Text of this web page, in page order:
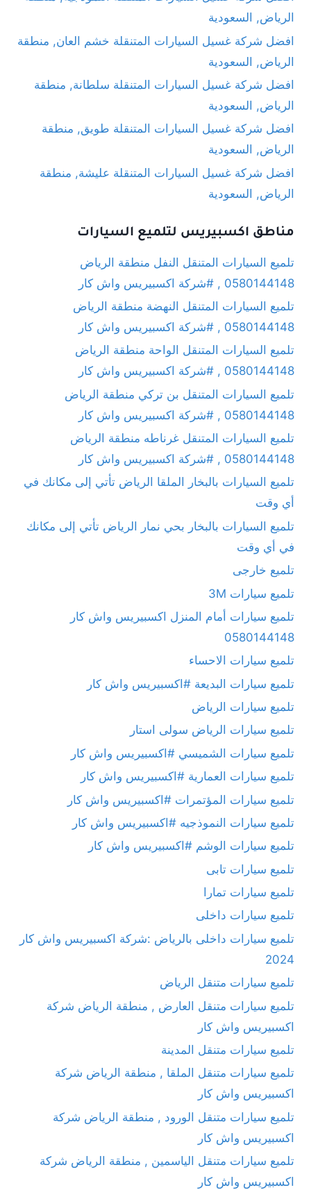
الرياض, السعودية
افضل شركة غسيل السيارات المتنقلة خشم العان, منطقة
الرياض, السعودية
افضل شركة غسيل السيارات المتنقلة سلطانة, منطقة
الرياض, السعودية
افضل شركة غسيل السيارات المتنقلة طويق, منطقة
الرياض, السعودية
افضل شركة غسيل السيارات المتنقلة عليشة, منطقة
الرياض, السعودية
مناطق اكسبيريس لتلميع السيارات
تلميع السيارات المتنقل النفل منطقة الرياض
0580144148 , #شركة اكسبيريس واش كار
تلميع السيارات المتنقل النهضة منطقة الرياض
0580144148 , #شركة اكسبيريس واش كار
تلميع السيارات المتنقل الواحة منطقة الرياض
0580144148 , #شركة اكسبيريس واش كار
تلميع السيارات المتنقل بن تركي منطقة الرياض
0580144148 , #شركة اكسبيريس واش كار
تلميع السيارات المتنقل غرناطه منطقة الرياض
0580144148 , #شركة اكسبيريس واش كار
تلميع السيارات بالبخار الملقا الرياض تأتي إلى مكانك في
أي وقت
تلميع السيارات بالبخار بحي نمار الرياض تأتي إلى مكانك
في أي وقت
تلميع خارجى
تلميع سيارات 3M
تلميع سيارات أمام المنزل اكسبيريس واش كار
0580144148
تلميع سيارات الاحساء
تلميع سيارات البديعة #اكسبيريس واش كار
تلميع سيارات الرياض
تلميع سيارات الرياض سولى استار
تلميع سيارات الشميسي #اكسبيريس واش كار
تلميع سيارات العمارية #اكسبيريس واش كار
تلميع سيارات المؤتمرات #اكسبيريس واش كار
تلميع سيارات النموذجيه #اكسبيريس واش كار
تلميع سيارات الوشم #اكسبيريس واش كار
تلميع سيارات تابى
تلميع سيارات تمارا
تلميع سيارات داخلى
تلميع سيارات داخلى بالرياض :شركة اكسبيريس واش كار
2024
تلميع سيارات متنقل الرياض
تلميع سيارات متنقل العارض , منطقة الرياض شركة
اكسبيريس واش كار
تلميع سيارات متنقل المدينة
تلميع سيارات متنقل الملقا , منطقة الرياض شركة
اكسبيريس واش كار
تلميع سيارات متنقل الورود , منطقة الرياض شركة
اكسبيريس واش كار
تلميع سيارات متنقل الياسمين , منطقة الرياض شركة
اكسبيريس واش كار